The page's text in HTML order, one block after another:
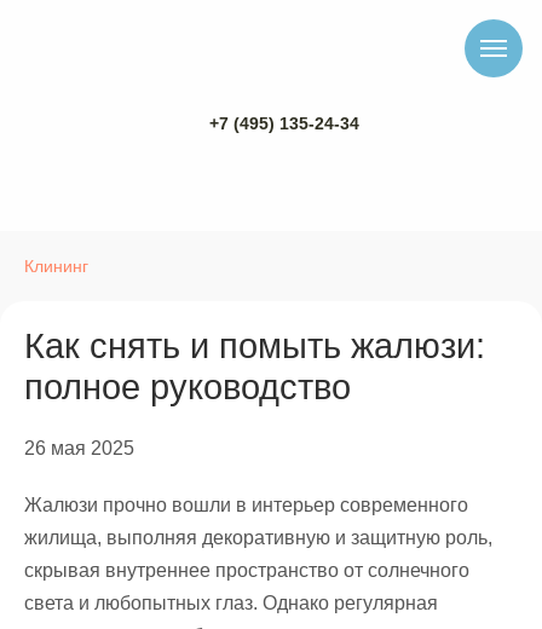
+7 (495) 135-24-34
Клининг
Как снять и помыть жалюзи:
полное руководство
26 мая 2025
Жалюзи прочно вошли в интерьер современного
жилища, выполняя декоративную и защитную роль,
скрывая внутреннее пространство от солнечного
света и любопытных глаз. Однако регулярная